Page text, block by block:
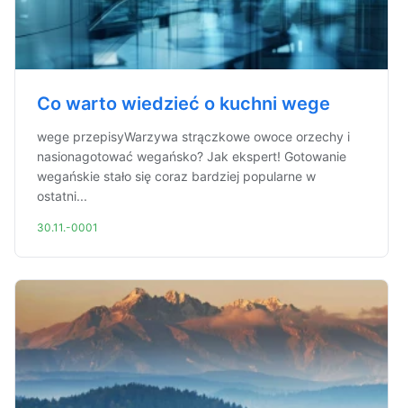
Co warto wiedzieć o kuchni wege
wege przepisyWarzywa strączkowe owoce orzechy i
nasionagotować wegańsko? Jak ekspert! Gotowanie
wegańskie stało się coraz bardziej popularne w
ostatni...
30.11.-0001